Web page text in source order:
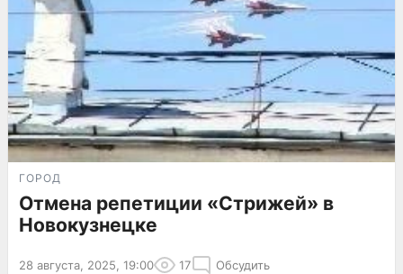
ГОРОД
Отмена репетиции «Стрижей» в
Новокузнецке
28 августа, 2025, 19:00 17 Обсудить